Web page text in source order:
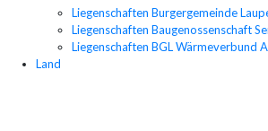
Liegenschaften Burgergemeinde
Liegenschaften Baugenossenschaft
Liegenschaften BGL Wärmeverbund
Land